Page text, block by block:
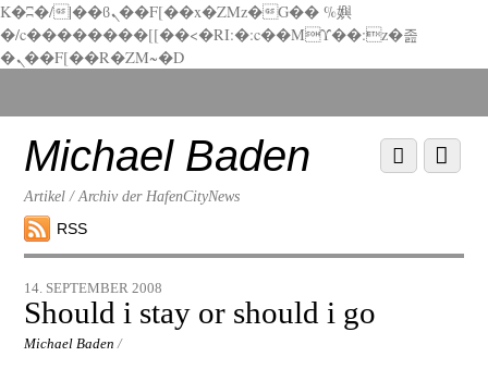
K�ʭ�/|��ϐܢ��F[��x�ZMz�G�� %嬩
�/c��������[[��<�RI:�:c��MΎ��:z�졾
�ܢ��F[��R�ZM~�D
down
contentMichael Baden
Artikel / Archiv der HafenCityNews
RSS
Menu
Scroll
down
14. SEPTEMBER 2008
Should i stay or should i go
Michael Baden /